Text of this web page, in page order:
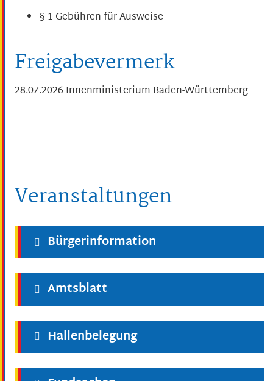
§ 1 Gebühren für Ausweise
Freigabevermerk
28.07.2026 Innenministerium Baden-Württemberg
Veranstaltungen
Bürgerinformation
Amtsblatt
Hallenbelegung